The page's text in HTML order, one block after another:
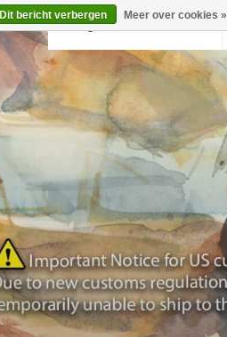
Terug naar krollermuller.nl
Dit bericht verbergen Meer over cookies »